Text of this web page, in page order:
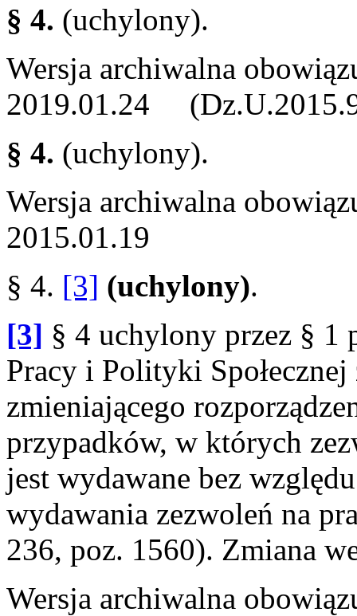
§ 4. (uchylony).
Wersja archiwalna
2019.01.24
§ 4. (uchylony).
Wersja archiwalna
2015.01.19
§ 4. [3] (uchylony).
[3] § 4 uchylony przez § 1
Pracy i Polityki
zmieniającego
przypadków, w których
jest wydawane bez
wydawania zezwoleń na
236, poz. 1560). Zmiana
Wersja archiwalna